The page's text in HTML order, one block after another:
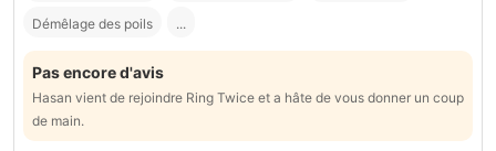
Démêlage des poils ...
Pas encore d'avis
Hasan vient de rejoindre Ring Twice et a hâte de vous donner un coup
de main.